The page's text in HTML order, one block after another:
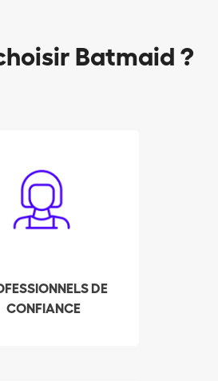
Batmaid ?
DE
CONFIANCE
de façon
pour vous
un service de
afin de
à vos attentes